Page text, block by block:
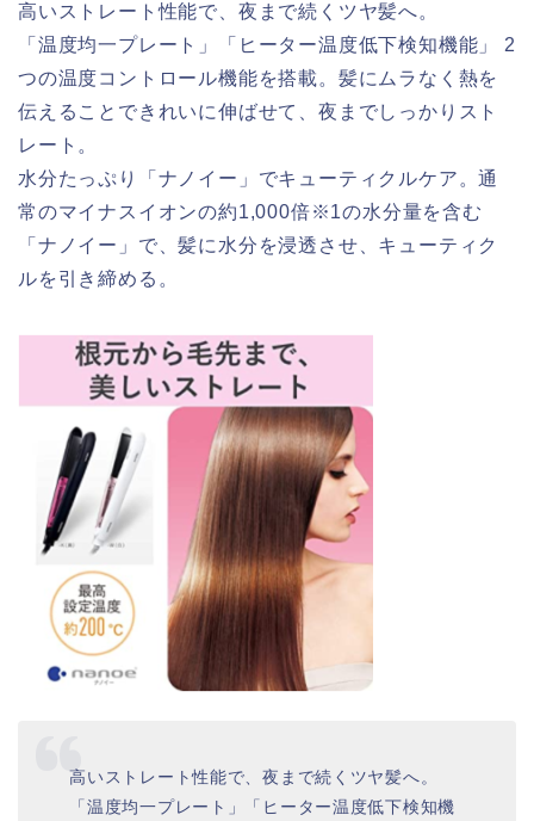
高いストレート性能で、夜まで続くツヤ髪へ。
「温度均一プレート」「ヒーター温度低下検知機能」 2
つの温度コントロール機能を搭載。髪にムラなく熱を
伝えることできれいに伸ばせて、夜までしっかりスト
レート。
水分たっぷり「ナノイー」でキューティクルケア。通
常のマイナスイオンの約1,000倍※1の水分量を含む
「ナノイー」で、髪に水分を浸透させ、キューティク
ルを引き締める。
高いストレート性能で、夜まで続くツヤ髪へ。
「温度均一プレート」「ヒーター温度低下検知機